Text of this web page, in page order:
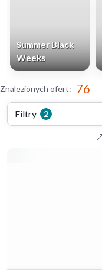
Summer Black
Weeks
Znalezionych ofert: 76
Filtry 2